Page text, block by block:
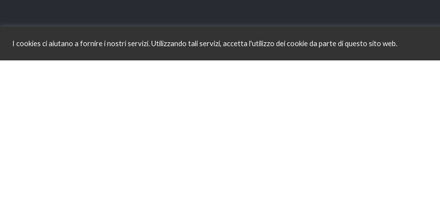
Dr.ssa Corina Costea Il Blog di Psicologa Bologna
La gratitudine
I cookies ci aiutano a fornire i nostri servizi. Utilizzando tali servizi, accetta l'utilizzo dei cookie da parte di questo sito web.